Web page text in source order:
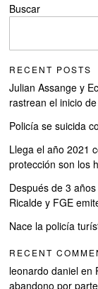
Buscar
RECENT POSTS
Julian Assange y
rastrean el inicio
Policía se suicida
Llega el año 2021
protección son los
Después de 3
Ricalde y FGE
Nace la policía
RECENT
leonardo daniel en
abandono por